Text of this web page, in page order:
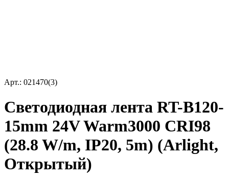
Арт.: 021470(3)
Светодиодная лента RT-B120-
15mm 24V Warm3000 CRI98
(28.8 W/m, IP20, 5m) (Arlight,
Открытый)